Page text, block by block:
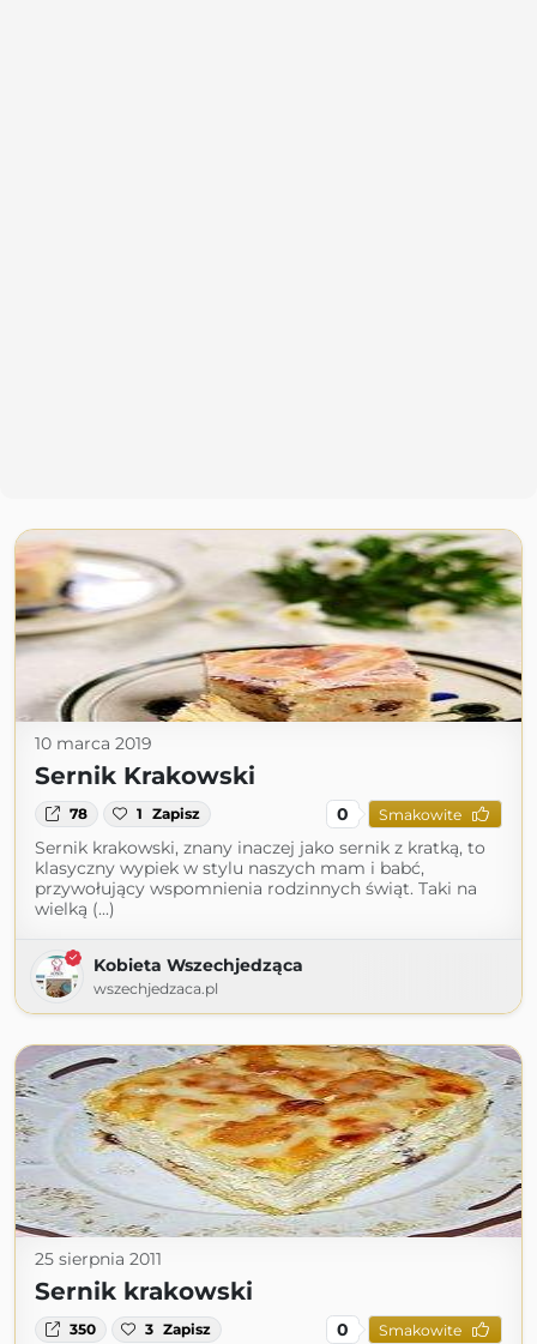
10 marca 2019
Sernik Krakowski
78 1 Zapisz 0 Smakowite
Sernik krakowski, znany inaczej jako sernik z kratką, to
klasyczny wypiek w stylu naszych mam i babć,
przywołujący wspomnienia rodzinnych świąt. Taki na
wielką (...)
Kobieta Wszechjedząca
wszechjedzaca.pl
25 sierpnia 2011
Sernik krakowski
350 3 Zapisz 0 Smakowite